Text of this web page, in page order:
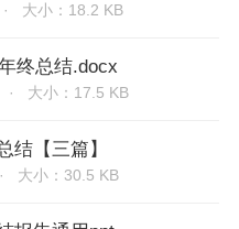
大小：18.2 KB
终总结.docx
· 大小：17.5 KB
结【三篇】
大小：30.5 KB